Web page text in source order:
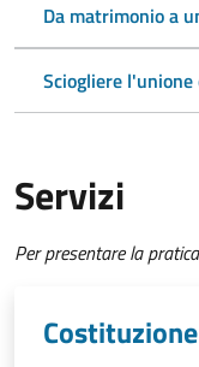
Da matrimonio a
Sciogliere
Servizi
Per presentare la